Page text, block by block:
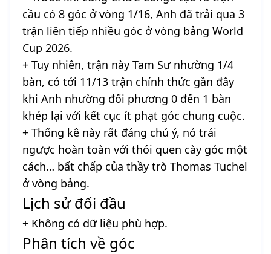
cầu có 8 góc ở vòng 1/16, Anh đã trải qua 3
trận liên tiếp nhiều góc ở vòng bảng World
Cup 2026.
+ Tuy nhiên, trận này Tam Sư nhường 1/4
bàn, có tới 11/13 trận chính thức gần đây
khi Anh nhường đối phương 0 đến 1 bàn
khép lại với kết cục ít phạt góc chung cuộc.
+ Thống kê này rất đáng chú ý, nó trái
ngược hoàn toàn với thói quen cày góc một
cách… bất chấp của thầy trò Thomas Tuchel
ở vòng bảng.
Lịch sử đối đầu
+ Không có dữ liệu phù hợp.
Phân tích về góc